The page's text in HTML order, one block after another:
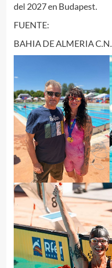
del 2027 en Budapest.
FUENTE:
BAHIA DE ALMERIA C.N.